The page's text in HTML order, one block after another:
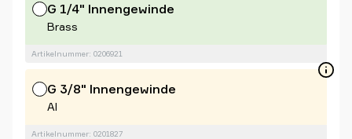
G 1/4" Innengewinde
Brass
Artikelnummer: 0206921
G 3/8" Innengewinde
Al
Artikelnummer: 0201827